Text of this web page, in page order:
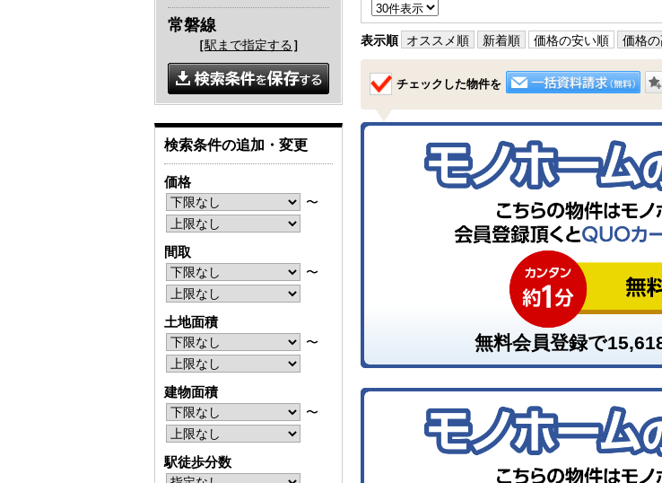
表示順 オススメ順 新着順 価格の安い順 価格
チェックした物件を
無料会員登録で
常磐線
［駅まで指定する ］
検索条件の追加・変更
価格
〜
間取
〜
土地面積
〜
建物面積
〜
駅徒歩分数